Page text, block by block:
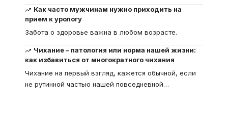
Как часто мужчинам нужно приходить на
прием к урологу
Забота о здоровье важна в любом возрасте.
Чихание – патология или норма нашей жизни:
как избавиться от многократного чихания
Чихание на первый взгляд, кажется обычной, если
не рутинной частью нашей повседневной…